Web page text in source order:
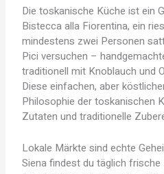
Die toskanische Küche ist ein
Bistecca alla Fiorentina, ein
mindestens zwei Personen
Pici versuchen –
traditionell mit Knoblauch und
Diese einfachen, aber
Philosophie der toskanischen
Zutaten und traditionelle
Lokale Märkte sind echte
Siena findest du täglich